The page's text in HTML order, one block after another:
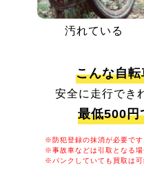
汚れている
こんな自
安全に走行でき
最低500円
※防犯登録の抹消が必要です
※事故車などは引取となる場
※パンクしていても買取は可